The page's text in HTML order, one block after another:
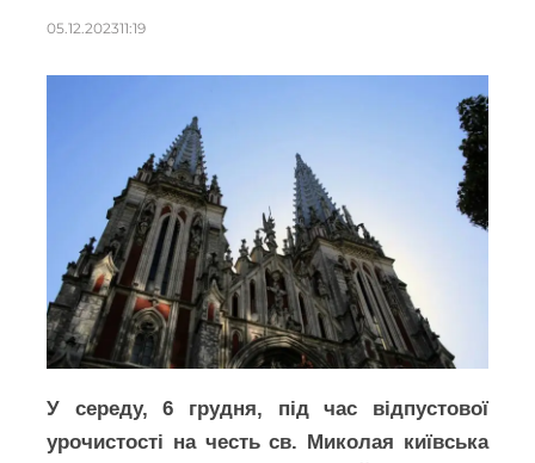
05.12.202311:19
У середу, 6 грудня, під час відпустової
урочистості на честь св. Миколая київська